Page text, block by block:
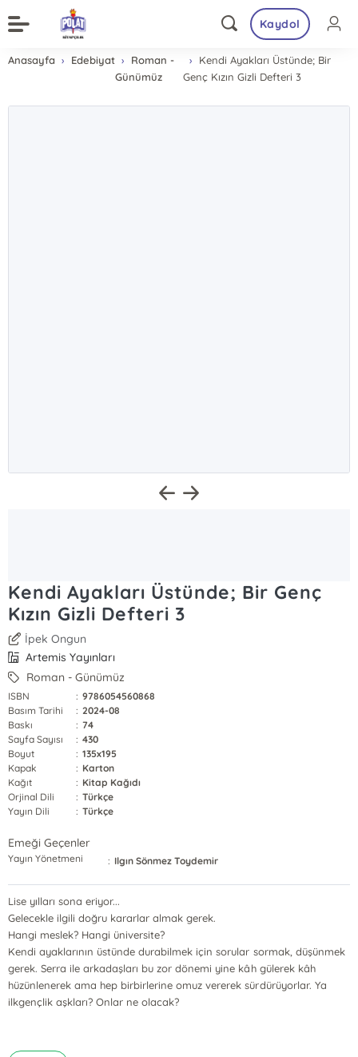
Kaydol
Anasayfa Edebiyat
Roman -
Günümüz
Kendi Ayakları Üstünde; Bir
Genç Kızın Gizli Defteri 3
Kendi Ayakları Üstünde; Bir Genç
Kızın Gizli Defteri 3
İpek Ongun
Artemis Yayınları
Roman - Günümüz
ISBN : 9786054560868
Basım Tarihi
: 2024-08
Baskı
: 74
Sayfa Sayısı
: 430
Boyut
: 135x195
Kapak
: Karton
Kağıt
: Kitap Kağıdı
Orjinal Dili
: Türkçe
Yayın Dili
: Türkçe
Emeği Geçenler
Yayın Yönetmeni : Ilgın Sönmez Toydemir
Lise yılları sona eriyor...
Gelecekle ilgili doğru kararlar almak gerek.
Hangi meslek? Hangi üniversite?
Kendi ayaklarının üstünde durabilmek için sorular sormak, düşünmek
gerek. Serra ile arkadaşları bu zor dönemi yine kâh gülerek kâh
hüzünlenerek ama hep birbirlerine omuz vererek sürdürüyorlar. Ya
ilkgençlik aşkları? Onlar ne olacak?